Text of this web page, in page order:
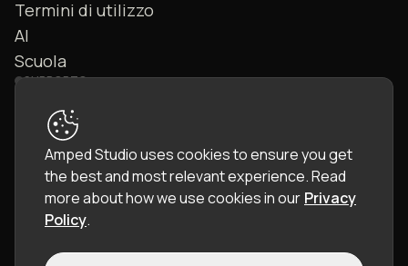
Termini di utilizzo
AI
Scuola
SUPPORTO
Contattaci
Community
Manuale
Amped Studio uses cookies to ensure you get
the best and most relevant experience.Read
more about how we use cookies in our Privacy
Policy.